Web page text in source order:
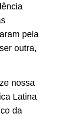
pela
outra,
nossa
Latina
da